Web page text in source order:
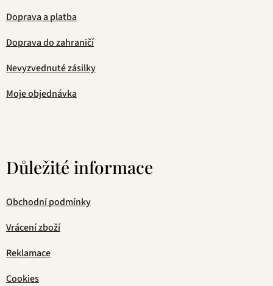
Doprava a platba
Doprava do zahraničí
Nevyzvednuté zásilky
Moje objednávka
Důležité informace
Obchodní podmínky
Vrácení zboží
Reklamace
Cookies